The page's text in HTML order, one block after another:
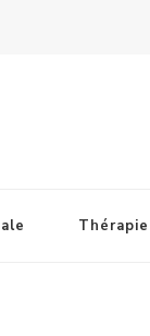
Thérapie